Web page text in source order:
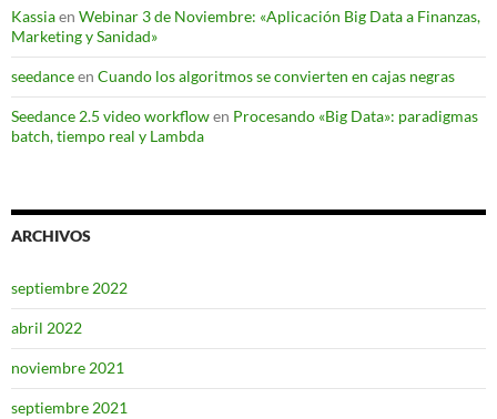
Kassiaen Webinar 3 de Noviembre: «Aplicación Big Data a Finanzas,
Marketing y Sanidad»
seedanceen Cuando los algoritmos se convierten en cajas negras
Seedance 2.5 video workflowen Procesando «Big Data»: paradigmas
batch, tiempo real y Lambda
ARCHIVOS
septiembre 2022
abril 2022
noviembre 2021
septiembre 2021